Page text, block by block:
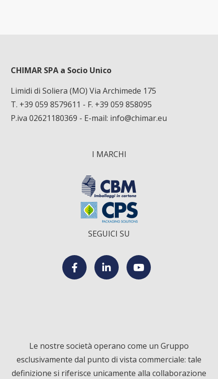
CHIMAR SPA a Socio Unico
Limidi di Soliera (MO) Via Archimede 175
T. +39 059 8579611 - F. +39 059 858095
P.iva 02621180369 - E-mail: info@chimar.eu
I MARCHI
SEGUICI SU
e k T
Le nostre società operano come un Gruppo
esclusivamente dal punto di vista commerciale: tale
definizione si riferisce unicamente alla collaborazione